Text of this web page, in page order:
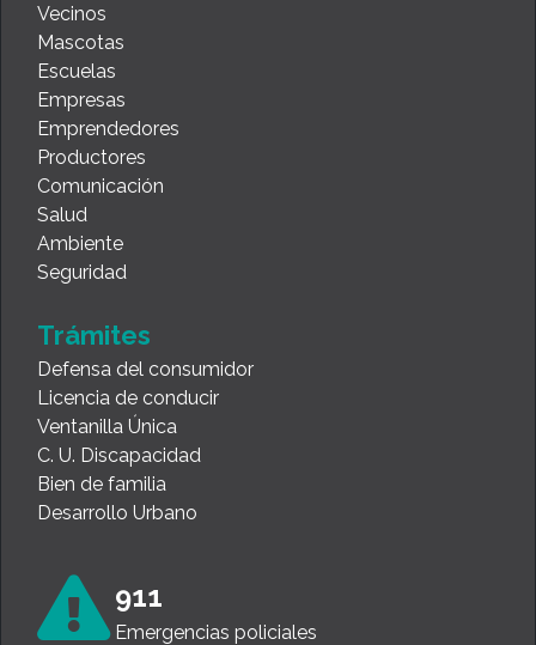
Vecinos
Mascotas
Escuelas
Empresas
Emprendedores
Productores
Comunicación
Salud
Ambiente
Seguridad
Trámites
Defensa del consumidor
Licencia de conducir
Ventanilla Única
C. U. Discapacidad
Bien de familia
Desarrollo Urbano
911
Emergencias policiales